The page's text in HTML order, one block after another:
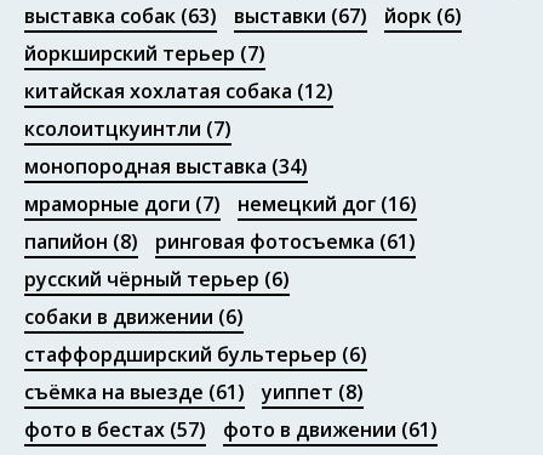
выставка собак (63) выставки (67) йорк (6)
йоркширский терьер (7)
китайская хохлатая собака (12)
ксолоитцкуинтли (7)
монопородная выставка (34)
мраморные доги (7) немецкий дог (16)
папийон (8) ринговая фотосъемка (61)
русский чёрный терьер (6)
собаки в движении (6)
стаффордширский бультерьер (6)
съёмка на выезде (61) уиппет (8)
фото в бестах (57) фото в движении (61)